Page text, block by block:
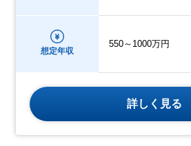
想定年収
550～1000万円
詳しく見る